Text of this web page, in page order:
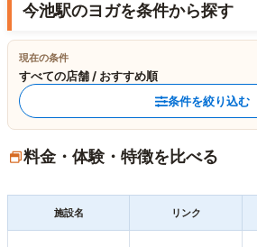
今池駅のヨガを条件から探す
現在の条件
すべての店舗 / おすすめ順
条件を絞り込む
料金・体験・特徴を比べる
施設名 リンク